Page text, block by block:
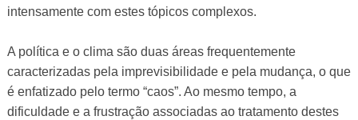
intensamente com estes tópicos complexos.
A política e o clima são duas áreas frequentemente
caracterizadas pela imprevisibilidade e pela mudança, o que
é enfatizado pelo termo “caos”. Ao mesmo tempo, a
dificuldade e a frustração associadas ao tratamento destes